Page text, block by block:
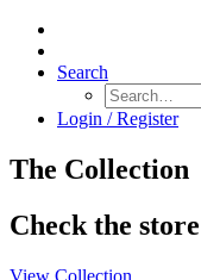
Search
Login / Register
The Collection
Check the
View Collection